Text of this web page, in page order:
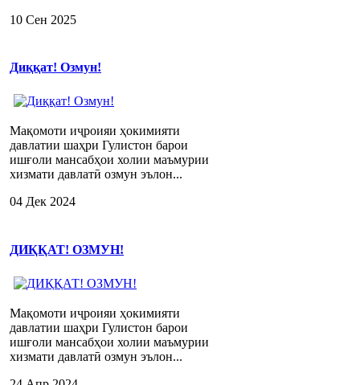
10 Сен 2025
Диққат! Озмун!
Мақомоти иҷроияи ҳокимияти
давлатии шаҳри Гулистон барои
ишғоли мансабҳои холии маъмурии
хизмати давлатӣ озмун эълон...
04 Дек 2024
ДИҚҚАТ! ОЗМУН!
Мақомоти иҷроияи ҳокимияти
давлатии шаҳри Гулистон барои
ишғоли мансабҳои холии маъмурии
хизмати давлатӣ озмун эълон...